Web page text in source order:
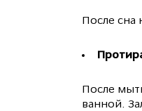
После сна
После
ванной.